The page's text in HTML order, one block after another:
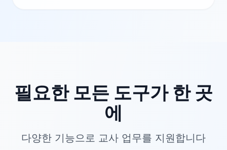
필요한 모든 도구가 한 곳
에
다양한 기능으로 교사 업무를 지원합니다